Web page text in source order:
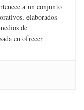
a un conjunto
elaborados
de
en ofrecer